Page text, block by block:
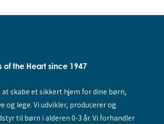
of the Heart since 1947
skabe et sikkert hjem for dine børn,
og lege. Vi udvikler, producerer og
til børn i alderen 0-3 år. Vi forhandler